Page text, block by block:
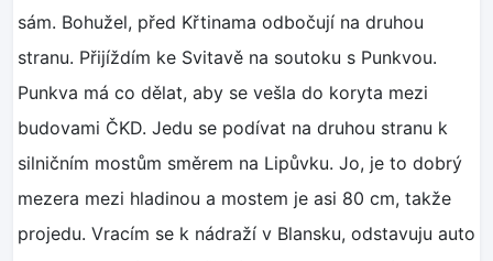
sám. Bohužel, před Křtinama odbočují na druhou
stranu. Přijíždím ke Svitavě na soutoku s Punkvou.
Punkva má co dělat, aby se vešla do koryta mezi
budovami ČKD. Jedu se podívat na druhou stranu k
silničním mostům směrem na Lipůvku. Jo, je to dobrý
mezera mezi hladinou a mostem je asi 80 cm, takže
projedu. Vracím se k nádraží v Blansku, odstavuju auto